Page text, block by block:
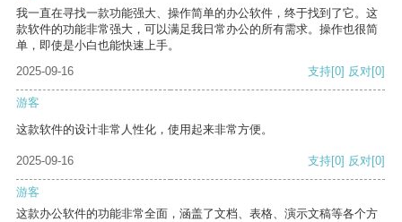
我一直在寻找一款功能强大、操作简单的办公软件，终于找到了它。这
款软件的功能非常强大，可以满足我日常办公的所有需求。操作也很简
单，即使是小白也能快速上手。
2025-09-16
支持[0] 反对[0]
游客
这款软件的设计非常人性化，使用起来非常方便。
2025-09-16 支持[0] 反对[0]
游客
这款办公软件的功能非常全面，涵盖了文档、表格、演示文稿等各个方